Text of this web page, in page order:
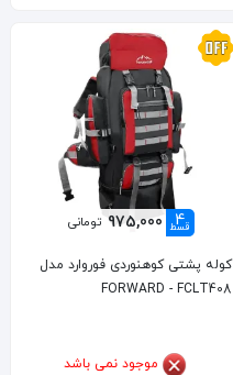
4
قسط 975,000 تومانی
کوله پشتی کوهنوردی فوروارد مدل
FORWARD - FCLT408
موجود نمی باشد